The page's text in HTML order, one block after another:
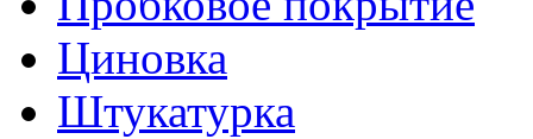
Циновка
Штукатурка